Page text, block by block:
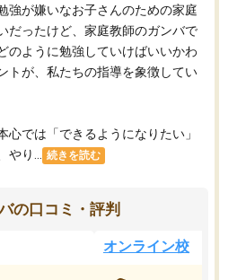
強が嫌いなお子さんのための家庭
だったけど、家庭教師のガンバで
のように勉強していけばいいかわ
トが、私たちの指導を象徴してい
心では「できるようになりたい」
り...
続きを読む
の口コミ・評判
オンライン校